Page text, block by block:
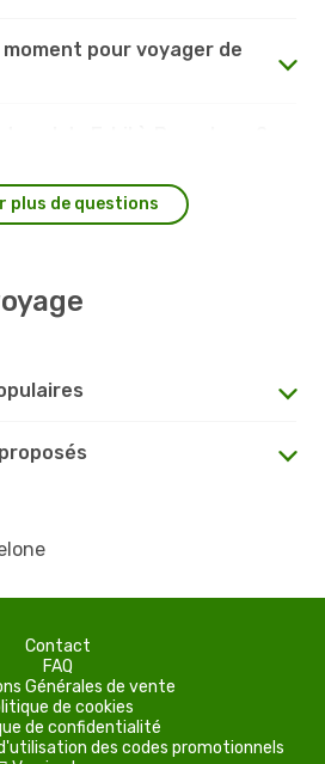
pour voyager de
plus de questions
Contact
FAQ
Générales de vente
de cookies
de confidentialité
des codes promotionnels